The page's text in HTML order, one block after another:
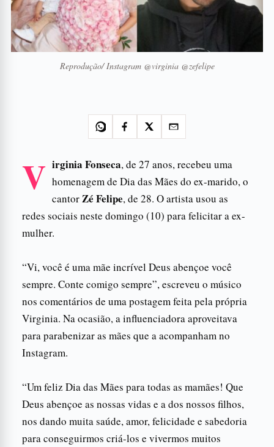
Reprodução/ Instagram @virginia @zefelipe
V irginia Fonseca, de 27 anos, recebeu uma
homenagem de Dia das Mães do ex-marido, o
cantorZé Felipe, de 28. O artista usou as
redes sociais neste domingo (10) para felicitar a ex-
mulher.
“Vi, você é uma mãe incrível Deus abençoe você
sempre. Conte comigo sempre”, escreveu o músico
nos comentários de uma postagem feita pela própria
Virginia. Na ocasião, a influenciadora aproveitava
para parabenizar as mães que a acompanham no
Instagram.
“Um feliz Dia das Mães para todas as mamães! Que
Deus abençoe as nossas vidas e a dos nossos filhos,
nos dando muita saúde, amor, felicidade e sabedoria
para conseguirmos criá-los e vivermos muitos